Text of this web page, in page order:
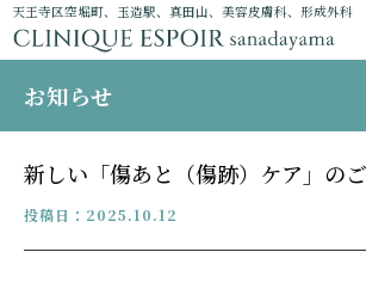
天王寺区空堀町、玉造駅、真田山、美容皮膚科、形成外科
お知らせ
新しい「傷あと（傷跡）ケア」の
投稿日：2025.10.12